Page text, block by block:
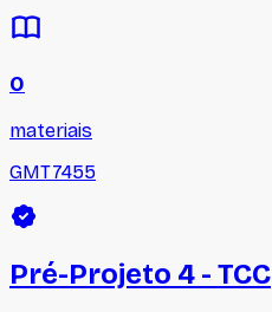
0
materiais
GMT7455
Pré-Projeto 4 - TCC